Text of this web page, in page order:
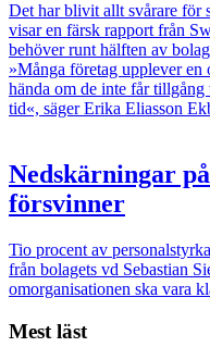
Det har blivit allt svårare för
visar en färsk rapport från
behöver runt hälften av
»Många företag upplever
hända om de inte får
tid«, säger Erika Eliasson
Nedskärningar
försvinner
Tio procent av
från bolagets vd Sebastian
omorganisationen ska vara
Mest läst